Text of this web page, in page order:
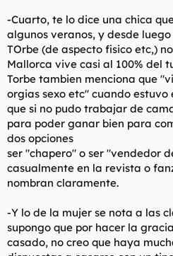
-Cuarto, te lo dice una chica
algunos veranos, y desde
TOrbe (de aspecto fisico etc,)
Mallorca vive casi al 100% del
Torbe tambien menciona que
orgias sexo etc" cuando
que si no pudo trabajar de
para poder ganar bien para
dos opciones
ser "chapero" o ser "vendedor
casualmente en la revista o
nombran claramente.
-Y lo de la mujer se nota a las
supongo que por hacer la
casado, no creo que haya